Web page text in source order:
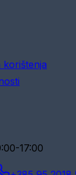
korištenja
17:00